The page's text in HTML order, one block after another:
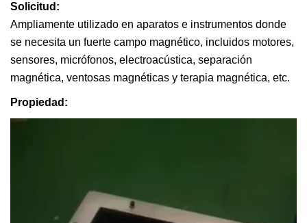
Solicitud:
Ampliamente utilizado en aparatos e instrumentos donde
se necesita un fuerte campo magnético, incluidos motores,
sensores, micrófonos, electroacústica, separación
magnética, ventosas magnéticas y terapia magnética, etc.
Propiedad: